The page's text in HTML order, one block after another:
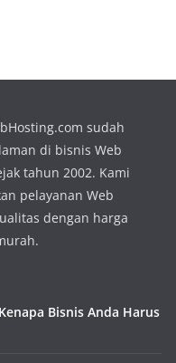
sudah
di bisnis Web
tahun 2002. Kami
pelayanan Web
dengan harga
Bisnis Anda Harus